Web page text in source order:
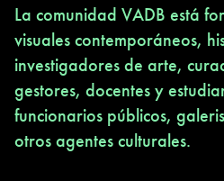
La comunidad VADB está
visuales contemporáneos,
investigadores de arte,
gestores, docentes y
funcionarios públicos,
otros agentes culturales.